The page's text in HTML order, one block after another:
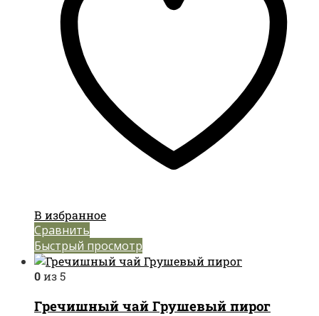
В избранное
Сравнить
Быстрый просмотр
0из 5
Гречишный чай Грушевый пирог